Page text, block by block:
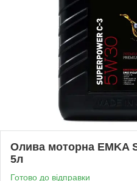
Олива моторна EMKA
5л
Готово до відправки